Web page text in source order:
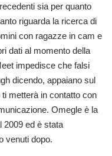
sia per quanto
riguarda la ricerca di
con ragazze in cam e
dati al momento della
impedisce che falsi
dicendo, appaiano sul
metterà in contatto con
Omegle è la
2009 ed è stata
venuti dopo.